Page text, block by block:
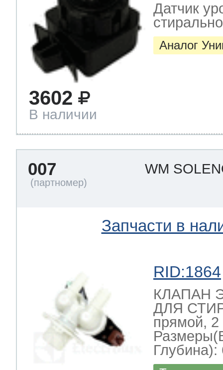
Датчик
Аналог
3602
В наличии
007 WM
Запчасти в
RID:1864
КЛАПАН
ДЛЯ
прямой,
Глубина):